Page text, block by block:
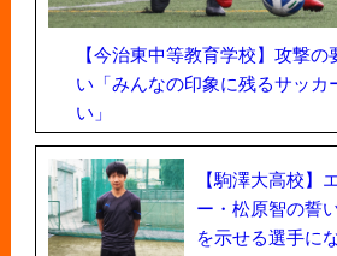
【今治東中等教育学校】攻撃
い「みんなの印象に残るサッカ
い」
【駒澤大高校】
ー・松原智の誓
を示せる選手に